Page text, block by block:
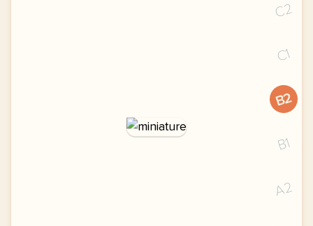
C2
C1
B2
B1
A2